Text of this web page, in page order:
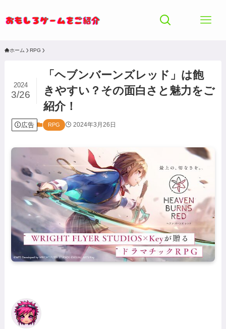
ホーム RPG
「ヘブンバーンズレッド」は飽
きやすい？その面白さと魅力をご
紹介！
2024
3/26
広告 RPG 2024年3月26日